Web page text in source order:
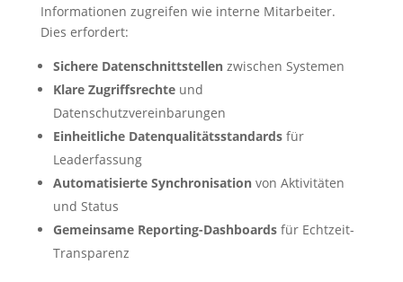
Informationen zugreifen wie interne Mitarbeiter.
Dies erfordert:
Sichere Datenschnittstellenzwischen Systemen
Klare Zugriffsrechteund
Datenschutzvereinbarungen
Einheitliche Datenqualitätsstandardsfür
Leaderfassung
Automatisierte Synchronisationvon Aktivitäten
und Status
Gemeinsame Reporting-Dashboardsfür Echtzeit-
Transparenz